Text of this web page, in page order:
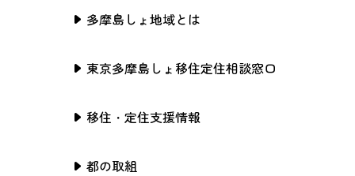
多摩島しょ地域とは
東京多摩島しょ移住定住相談窓口
移住・定住支援情報
都の取組